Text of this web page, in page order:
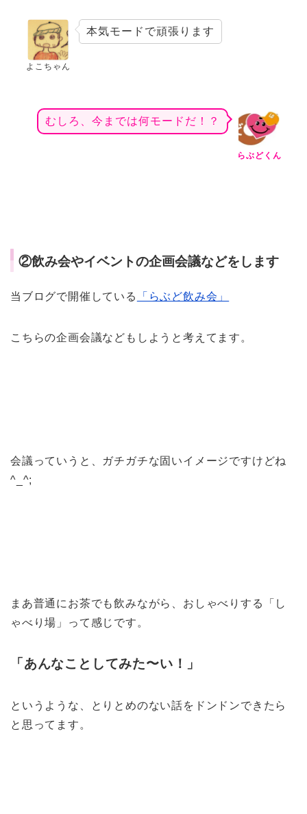
よこちゃん
本気モードで頑張ります
らぶどくん
むしろ、今までは何モードだ！？
②飲み会やイベントの企画会議などをします
当ブログで開催している 「らぶど飲み会」
こちらの企画会議などもしようと考えてます。
会議っていうと、ガチガチな固いイメージですけどね
^_^;
まあ普通にお茶でも飲みながら、おしゃべりする「し
ゃべり場」って感じです。
「あんなことしてみた〜い！」
というような、とりとめのない話をドンドンできたら
と思ってます。